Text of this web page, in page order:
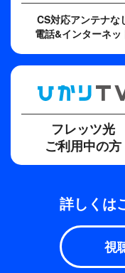
主題歌
誕生日には真白な百合
歌手
福山雅治
CS対応アンテナな
電話&インターネッ
フレッツ光
ご利用中の方
詳しくは
視